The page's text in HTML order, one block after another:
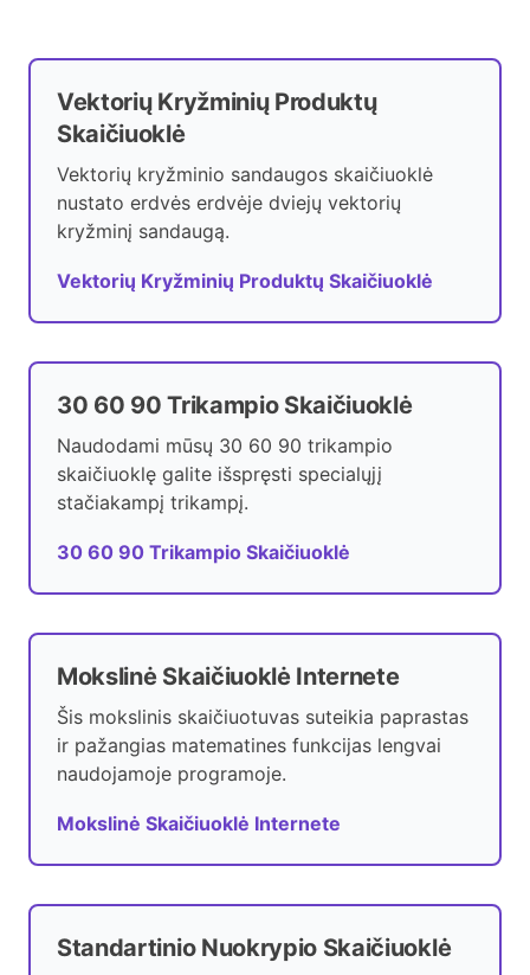
Vektorių Kryžminių Produktų
Skaičiuoklė
Vektorių kryžminio sandaugos skaičiuoklė
nustato erdvės erdvėje dviejų vektorių
kryžminį sandaugą.
Vektorių Kryžminių Produktų Skaičiuoklė
30 60 90 Trikampio Skaičiuoklė
Naudodami mūsų 30 60 90 trikampio
skaičiuoklę galite išspręsti specialųjį
stačiakampį trikampį.
30 60 90 Trikampio Skaičiuoklė
Mokslinė Skaičiuoklė Internete
Šis mokslinis skaičiuotuvas suteikia paprastas
ir pažangias matematines funkcijas lengvai
naudojamoje programoje.
Mokslinė Skaičiuoklė Internete
Standartinio Nuokrypio Skaičiuoklė